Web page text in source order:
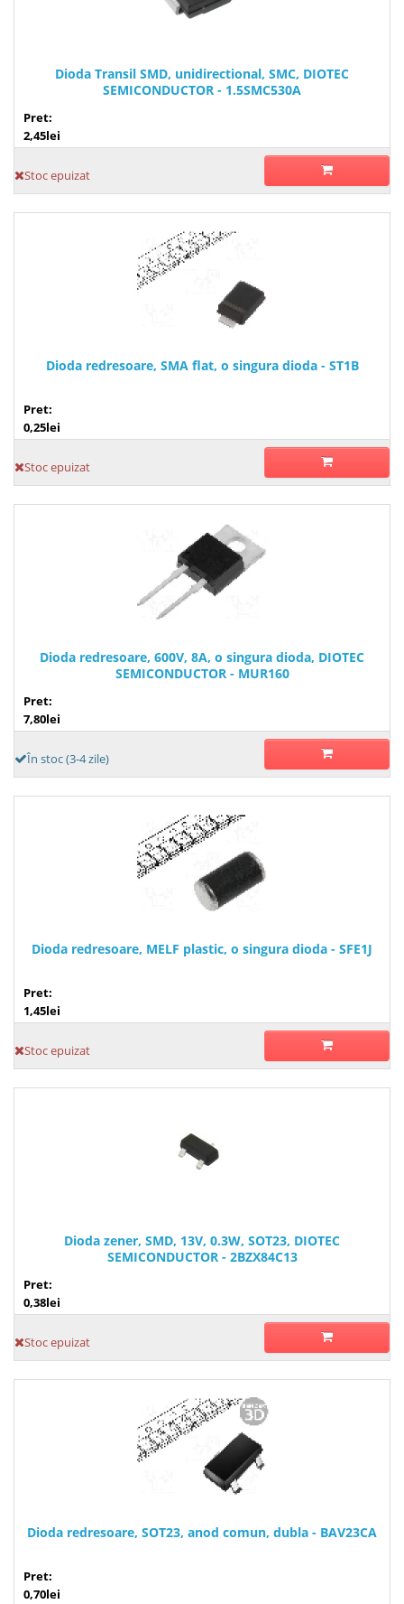
Dioda Transil SMD, unidirectional, SMC, DIOTEC
SEMICONDUCTOR - 1.5SMC530A
Pret:
2,45lei
Stoc epuizat
Dioda redresoare, SMA flat, o singura dioda - ST1B
Pret:
0,25lei
Stoc epuizat
Dioda redresoare, 600V, 8A, o singura dioda, DIOTEC
SEMICONDUCTOR - MUR160
Pret:
7,80lei
În stoc (3-4 zile)
Dioda redresoare, MELF plastic, o singura dioda - SFE1J
Pret:
1,45lei
Stoc epuizat
Dioda zener, SMD, 13V, 0.3W, SOT23, DIOTEC
SEMICONDUCTOR - 2BZX84C13
Pret:
0,38lei
Stoc epuizat
Dioda redresoare, SOT23, anod comun, dubla - BAV23CA
Pret:
0,70lei